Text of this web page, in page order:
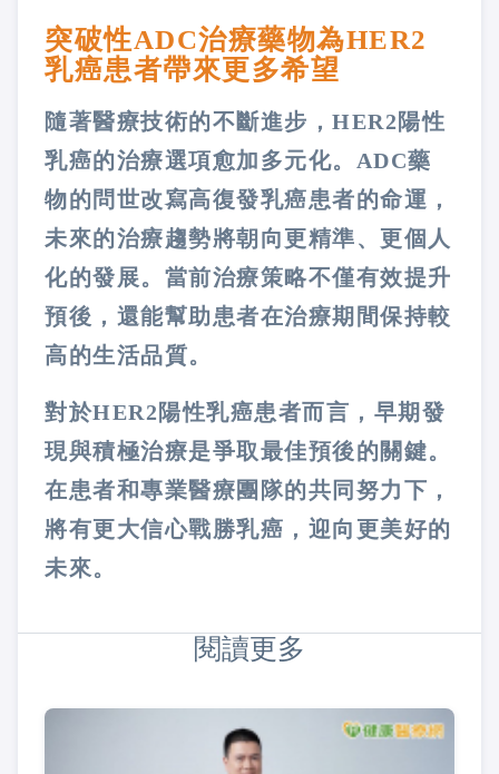
突破性ADC治療藥物為HER2
乳癌患者帶來更多希望
隨著醫療技術的不斷進步，HER2陽性
乳癌的治療選項愈加多元化。ADC藥
物的問世改寫高復發乳癌患者的命運，
未來的治療趨勢將朝向更精準、更個人
化的發展。當前治療策略不僅有效提升
預後，還能幫助患者在治療期間保持較
高的生活品質。
對於HER2陽性乳癌患者而言，早期發
現與積極治療是爭取最佳預後的關鍵。
在患者和專業醫療團隊的共同努力下，
將有更大信心戰勝乳癌，迎向更美好的
未來。
閱讀更多